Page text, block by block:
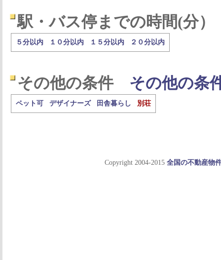
駅・バス停までの時間(分）
５分以内 １０分以内 １５分以内 ２０分以内
その他の条件 その他の条
ペット可 デザイナーズ 田舎暮らし 別荘
Copyright 2004-2015 全国の不動産物